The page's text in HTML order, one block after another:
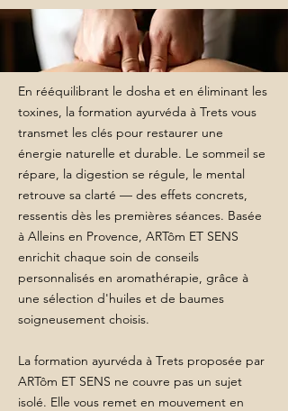
En rééquilibrant le dosha et en éliminant les
toxines, la formation ayurvéda à Trets vous
transmet les clés pour restaurer une
énergie naturelle et durable. Le sommeil se
répare, la digestion se régule, le mental
retrouve sa clarté — des effets concrets,
ressentis dès les premières séances. Basée
à Alleins en Provence, ARTôm ET SENS
enrichit chaque soin de conseils
personnalisés en aromathérapie, grâce à
une sélection d'huiles et de baumes
soigneusement choisis.
La formation ayurvéda à Trets proposée par
ARTôm ET SENS ne couvre pas un sujet
isolé. Elle vous remet en mouvement en